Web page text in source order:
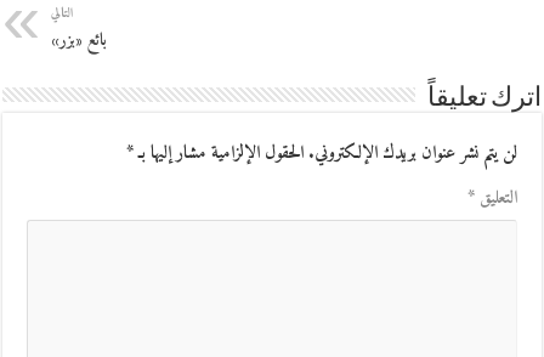
التالي
بائع «بزر»
اترك تعليقاً
لن يتم نشر عنوان بريدك الإلكتروني.الحقول الإلزامية مشار إليها بـ*
التعليق*